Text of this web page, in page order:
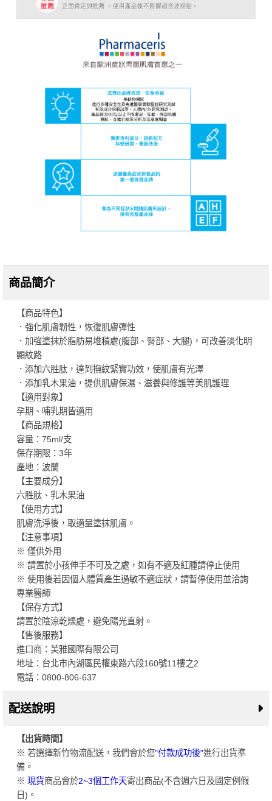
商品簡介
【商品特色】
．強化肌膚韌性，恢復肌膚彈性
．加強塗抹於脂肪易堆積處(腹部、臀部、大腿)，可改善淡化明
顯紋路
．添加六胜肽，達到撫紋緊實功效，使肌膚有光澤
．添加乳木果油，提供肌膚保濕、滋養與修護等美肌護理
【適用對象】
孕期、哺乳期皆適用
【商品規格】
容量：75ml/支
保存期限：3年
產地：波蘭
【主要成分】
六胜肽、乳木果油
【使用方式】
肌膚洗淨後，取適量塗抹肌膚。
【注意事項】
※ 僅供外用
※ 請置於小孩伸手不可及之處，如有不適及紅腫請停止使用
※ 使用後若因個人體質產生過敏不適症狀，請暫停使用並洽詢
專業醫師
【保存方式】
請置於陰涼乾燥處，避免陽光直射。
【售後服務】
進口商：芙雅國際有限公司
地址：台北市內湖區民權東路六段160號11樓之2
電話：0800-806-637
配送說明
【出貨時間】
※ 若選擇新竹物流配送，我們會於您"付款成功後"進行出貨準
備。
※ 現貨商品會於2~3個工作天寄出商品(不含週六日及國定例假
日)。